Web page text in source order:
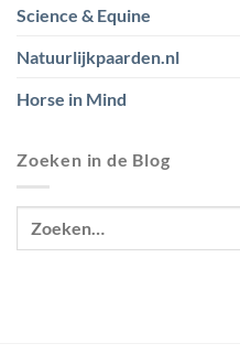
Science & Equine
Natuurlijkpaarden.nl
Horse in Mind
Zoeken in de Blog